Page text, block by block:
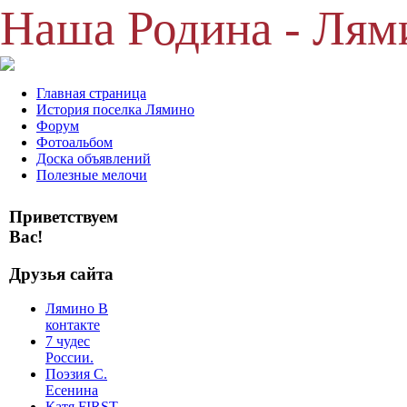
Наша Родина -
Главная страница
История поселка Лямино
Форум
Фотоальбом
Доска объявлений
Полезные мелочи
Приветствуем
Вас!
Друзья сайта
Лямино В
контакте
7 чудес
России.
Поэзия С.
Есенина